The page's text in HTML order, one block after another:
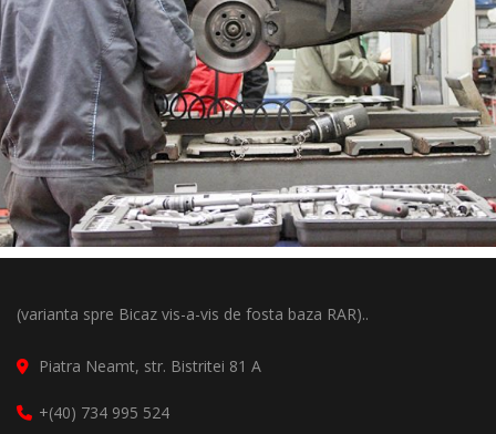
(varianta spre Bicaz vis-a-vis de fosta baza RAR)..
Piatra Neamt, str. Bistritei 81 A
+(40) 734 995 524